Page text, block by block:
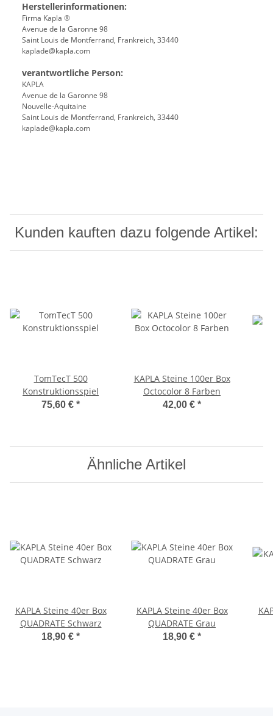
Herstellerinformationen:
Firma Kapla ®
Avenue de la Garonne 98
Saint Louis de Montferrand, Frankreich, 33440
kaplade@kapla.com
verantwortliche Person:
KAPLA
Avenue de la Garonne 98
Nouvelle-Aquitaine
Saint Louis de Montferrand, Frankreich, 33440
kaplade@kapla.com
Kunden kauften dazu folgende Artikel:
TomTecT 500
Konstruktionsspiel
75,60 € *
KAPLA Steine 100er Box
Octocolor 8 Farben
42,00 € *
Ähnliche Artikel
KAPLA Steine 40er Box
QUADRATE Schwarz
18,90 € *
KAPLA Steine 40er Box
QUADRATE Grau
18,90 € *